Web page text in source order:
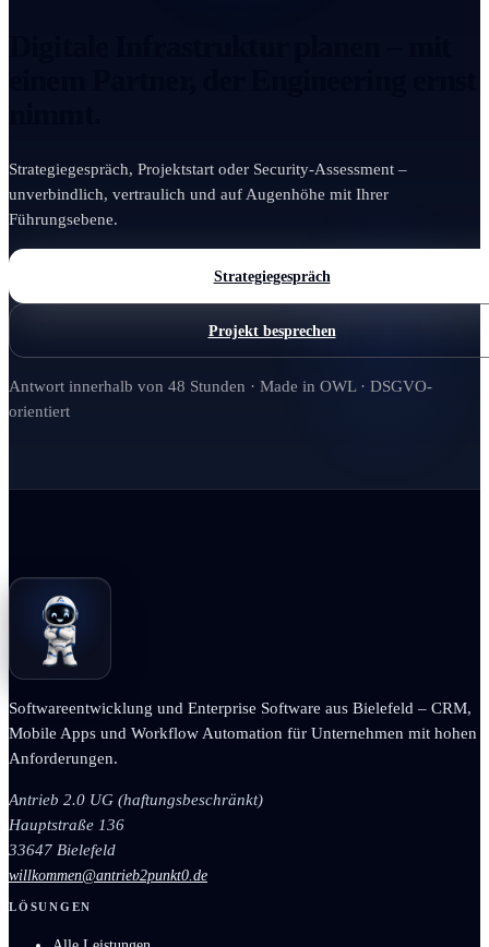
Strategiegespräch, Projektstart oder Security-Assessment –
unverbindlich, vertraulich und auf Augenhöhe mit Ihrer
Führungsebene.
Strategiegespräch
Projekt besprechen
Antwort innerhalb von 48 Stunden · Made in OWL · DSGVO-
orientiert
Softwareentwicklung und Enterprise Software aus Bielefeld – CRM,
Mobile Apps und Workflow Automation für Unternehmen mit hohen
Anforderungen.
Antrieb 2.0 UG (haftungsbeschränkt)
Hauptstraße 136
33647 Bielefeld
willkommen@antrieb2punkt0.de
LÖSUNGEN